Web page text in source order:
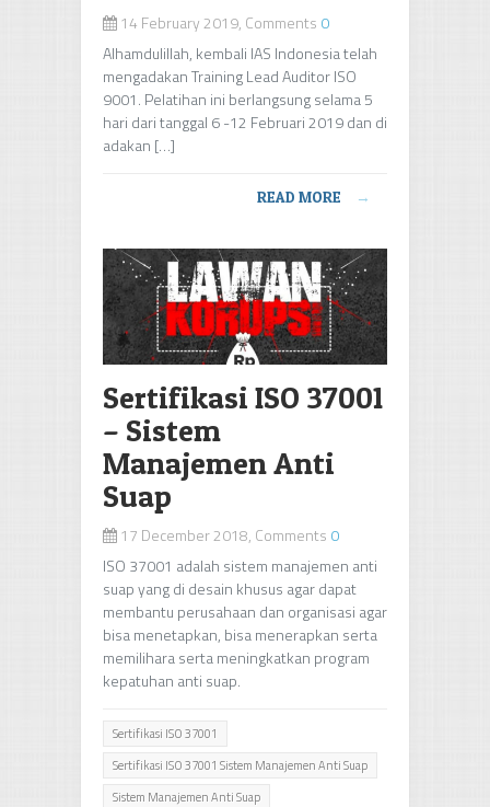
14 February 2019, Comments 0
Alhamdulillah, kembali IAS Indonesia telah
mengadakan Training Lead Auditor ISO
9001. Pelatihan ini berlangsung selama 5
hari dari tanggal 6 -12 Februari 2019 dan di
adakan […]
READ MORE →
Sertifikasi ISO 37001
– Sistem
Manajemen Anti
Suap
17 December 2018, Comments 0
ISO 37001 adalah sistem manajemen anti
suap yang di desain khusus agar dapat
membantu perusahaan dan organisasi agar
bisa menetapkan, bisa menerapkan serta
memilihara serta meningkatkan program
kepatuhan anti suap.
Sertifikasi ISO 37001
Sertifikasi ISO 37001 Sistem Manajemen Anti Suap
Sistem Manajemen Anti Suap